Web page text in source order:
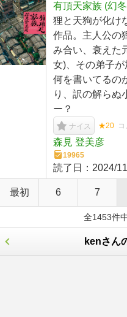
有頂天家族 (幻
狸と天狗が化け
作品。主人公の
み合い、衰えた
女)、その弟子
何を書いてるの
り、訳の解らぬ
ー？
ナイス ★20
森見 登美彦
19965
読了日： 2024/
最初 6 7
全1453件
kenさん